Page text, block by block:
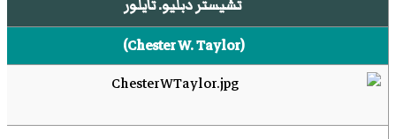
تشيستر دبليو. تايلور
(
Chester W. Taylor
)‏